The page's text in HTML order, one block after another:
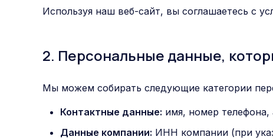
Используя наш веб-сайт, вы соглашаетесь с
2. Персональные данные,
Мы можем собирать следующие категории
Контактные данные: имя, номер
Данные компании: ИНН компании (при